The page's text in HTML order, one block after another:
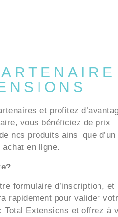
et profitez
vous bénéficiez de prix
nos produits ainsi que d’un
en ligne.
formulaire d’inscription, et
rapidement pour valider
Total Extensions et offrez à